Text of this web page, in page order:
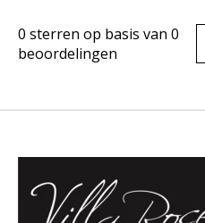
0 sterren op basis van 0
beoordelingen